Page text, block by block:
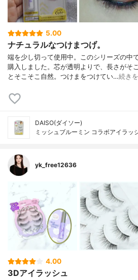
5.00
ナチュラルなつけまつげ。
端を少し切って使用中。このシリーズの中
購入しました。芯が透明よりで、長さがそ
とそこそこ自然。つけまをつけてい…続き
DAISO(ダイソー)
ミッシュブルーミン コラボアイラッ
yk_free12636
4.00
3Dアイラッシュ